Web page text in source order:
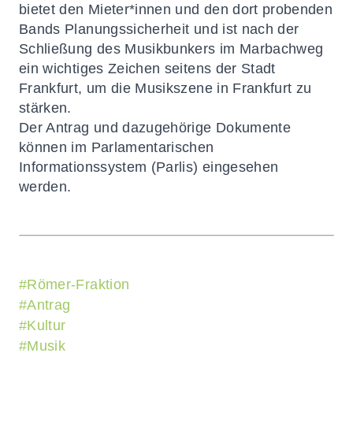
bietet den Mieter*innen und den dort probenden
Bands Planungssicherheit und ist nach der
Schließung des Musikbunkers im Marbachweg
ein wichtiges Zeichen seitens der Stadt
Frankfurt, um die Musikszene in Frankfurt zu
stärken.
Der Antrag und dazugehörige Dokumente
können im Parlamentarischen
Informationssystem (Parlis) eingesehen
werden.
#Römer-Fraktion
#Antrag
#Kultur
#Musik